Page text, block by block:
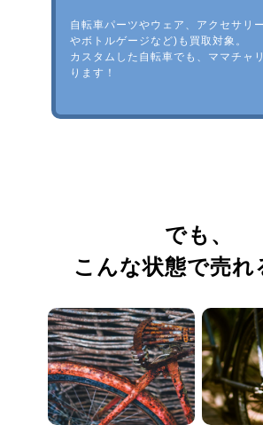
自転車パーツやウェア、アクセサリ
やボトルゲージなど)も買取対象。
カスタムした自転車でも、ママチャ
ります！
でも、
こんな状態で売れ